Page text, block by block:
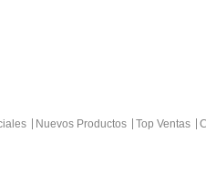
Nuevos Productos Top Ventas